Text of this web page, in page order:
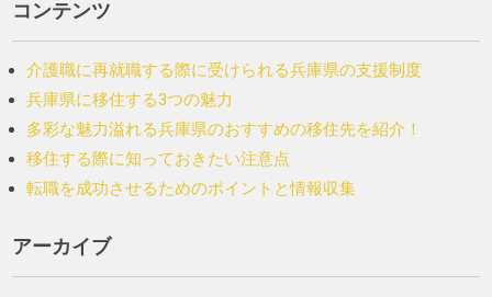
コンテンツ
介護職に再就職する際に受けられる兵庫県の支援制度
兵庫県に移住する3つの魅力
多彩な魅力溢れる兵庫県のおすすめの移住先を紹介！
移住する際に知っておきたい注意点
転職を成功させるためのポイントと情報収集
アーカイブ